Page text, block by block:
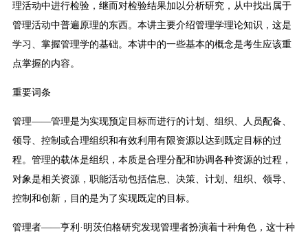
理活动中进行检验，继而对检验结果加以分析研究，从中找出属于
管理活动中普遍原理的东西。本讲主要介绍管理学理论知识，这是
学习、掌握管理学的基础。本讲中的一些基本的概念是考生应该重
点掌握的内容。
重要词条
管理——管理是为实现预定目标而进行的计划、组织、人员配备、
领导、控制或合理组织和有效利用有限资源以达到既定目标的过
程。管理的载体是组织，本质是合理分配和协调各种资源的过程，
对象是相关资源，职能活动包括信息、决策、计划、组织、领导、
控制和创新，目的是为了实现既定的目标。
管理者——亨利·明茨伯格研究发现管理者扮演着十种角色，这十种